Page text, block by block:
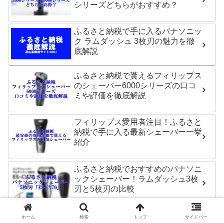
シリーズどちらがおすすめ？
ふるさと納税で手に入るパナソニッ
ク ラムダッシュ 3枚刃の魅力を徹
底解説
ふるさと納税で貰えるフィリップス
のシェーバー6000シリーズの口コ
ミや評価を徹底解説
フィリップス愛用者注目！ふるさと
納税で手に入る最新シェーバー一挙
紹介
ふるさと納税でおすすめのパナソニ
ックシェーバー！ラムダッシュ3枚
刃と5枚刃の比較
ホーム 検索 トップ サイドバー